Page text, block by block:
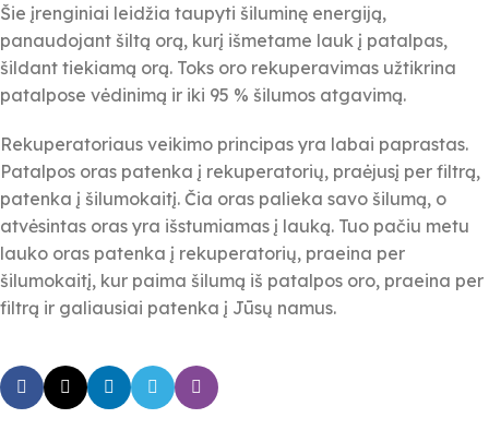
Šie įrenginiai leidžia taupyti šiluminę energiją,
panaudojant šiltą orą, kurį išmetame lauk į patalpas,
šildant tiekiamą orą. Toks oro rekuperavimas užtikrina
patalpose vėdinimą ir iki 95 % šilumos atgavimą.
Rekuperatoriaus veikimo principas yra labai paprastas.
Patalpos oras patenka į rekuperatorių, praėjusį per filtrą,
patenka į šilumokaitį. Čia oras palieka savo šilumą, o
atvėsintas oras yra išstumiamas į lauką. Tuo pačiu metu
lauko oras patenka į rekuperatorių, praeina per
šilumokaitį, kur paima šilumą iš patalpos oro, praeina per
filtrą ir galiausiai patenka į Jūsų namus.